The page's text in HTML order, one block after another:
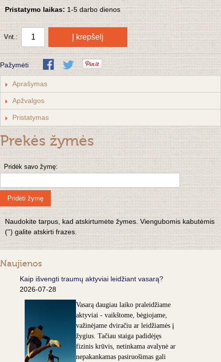
Pristatymo laikas:1-5 darbo dienos
Vnt.: Į krepšelį
Pažymėti
Aprašymas
Apžvalgos
Pristatymas
Prekės žymės
Pridėk savo žymę:
Pridėti žymę
Naudokite tarpus, kad atskirtumėte žymes. Viengubomis kabutėmis
('') galite atskirti frazes.
Naujienos
Kaip išvengti traumų aktyviai leidžiant vasarą?
2026-07-28
Vasarą daugiau laiko praleidžiame
aktyviai - vaikštome, bėgiojame,
važinėjame dviračiu ar leidžiamės į
žygius. Tačiau staiga padidėjęs
fizinis krūvis, netinkama avalynė ar
nepakankamas pasiruošimas gali